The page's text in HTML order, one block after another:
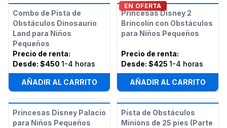
Combo de Pista de
Obstáculos Dinosaurio
Land para Niños
Pequeños
Precio de renta:
Desde: $450 1-4 horas
AÑADIR AL CARRITO
EN OFERTA
Princesas Disney 2
Brincolín con Obstáculos
para Niños Pequeños
Precio de renta:
Desde: $425 1-4 horas
AÑADIR AL CARRITO
Princesas Disney Palacio
para Niños Pequeños
Pista de Obstáculos
Minions de 25 pies (Parte